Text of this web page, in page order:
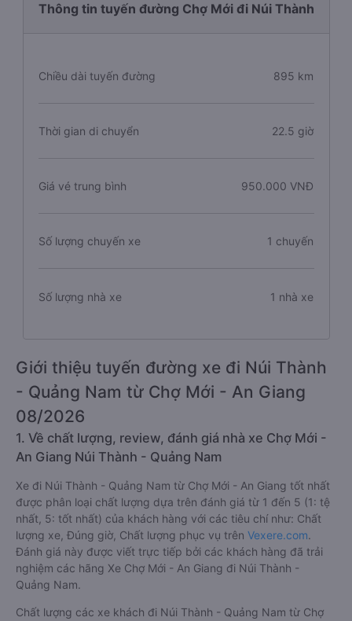
Thông tin tuyến đường Chợ Mới đi Núi Thành
Chiều dài tuyến đường 895 km
Thời gian di chuyển 22.5 giờ
Giá vé trung bình 950.000 VNĐ
Số lượng chuyến xe 1 chuyến
Số lượng nhà xe 1 nhà xe
Giới thiệu tuyến đường xe đi Núi Thành
- Quảng Nam từ Chợ Mới - An Giang
08/2026
1. Về chất lượng, review, đánh giá nhà xe Chợ Mới -
An Giang Núi Thành - Quảng Nam
Xe đi Núi Thành - Quảng Nam từ Chợ Mới - An Giang tốt nhất
được phân loại chất lượng dựa trên đánh giá từ 1 đến 5 (1: tệ
nhất, 5: tốt nhất) của khách hàng với các tiêu chí như: Chất
lượng xe, Đúng giờ, Chất lượng phục vụ trên Vexere.com.
Đánh giá này được viết trực tiếp bởi các khách hàng đã trải
nghiệm các hãng Xe Chợ Mới - An Giang đi Núi Thành -
Quảng Nam.
Chất lượng các xe khách đi Núi Thành - Quảng Nam từ Chợ